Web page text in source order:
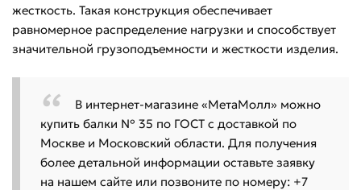
жесткость. Такая конструкция обеспечивает
равномерное распределение нагрузки и способствует
значительной грузоподъемности и жесткости изделия.
В интернет-магазине «МетаМолл» можно
купить балки № 35 по ГОСТ с доставкой по
Москве и Московский области. Для получения
более детальной информации оставьте заявку
на нашем сайте или позвоните по номеру: +7